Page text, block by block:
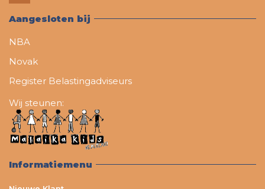
Aangesloten bij
NBA
Novak
Register Belastingadviseurs
Wij steunen:
Informatiemenu